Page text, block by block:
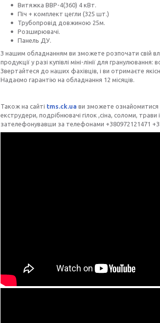
Витяжка ВВР-4(360) 4 кВт.
Піч + комплект цегли (325 шт.)
Трубопровід довжиною 25м.
Розширювачі.
Панель ДУ.
З нашим обладнанням ви зможете розпочати свій
продукції у разі купівлі міні-лінії для
Звертайтеся до наших фахівців, і ви отримаєте
Надаємо гарантію на обладнання 12 місяців.
Також на сайті tms.ck.ua ви зможете ознайомитися
екструдери, подрібнювачі гілок ,сіна, соломи,
зателефонувавши за телефонами +380972121471